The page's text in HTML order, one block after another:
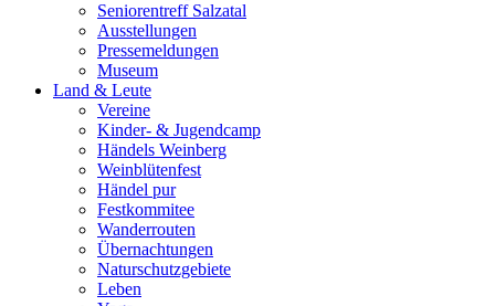
Seniorentreff Salzatal
Ausstellungen
Pressemeldungen
Museum
Land & Leute
Vereine
Kinder- & Jugendcamp
Händels Weinberg
Weinblütenfest
Händel pur
Festkommitee
Wanderrouten
Übernachtungen
Naturschutzgebiete
Leben